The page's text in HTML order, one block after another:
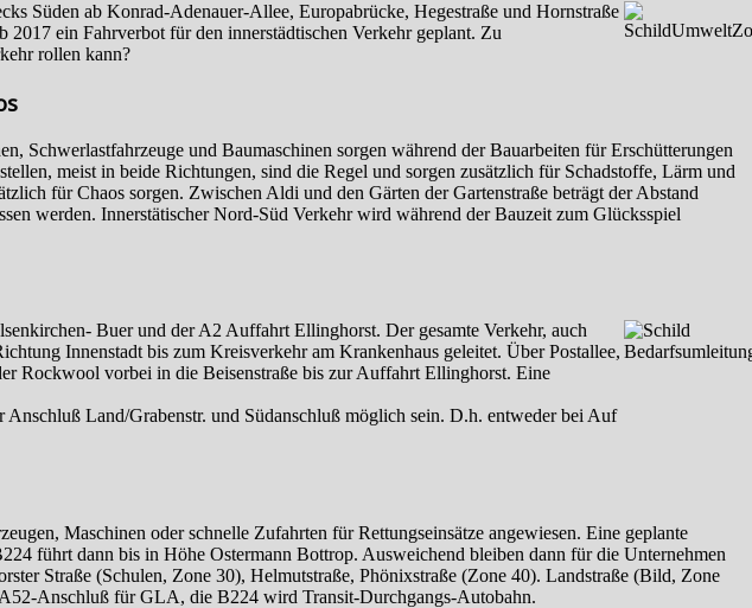
Süden ab Konrad-Adenauer-Allee, Europabrücke, Hegestraße und Hornstraße
ein Fahrverbot für den innerstädtischen Verkehr geplant. Zu
rollen kann?
Schwerlastfahrzeuge und Baumaschinen sorgen während der Bauarbeiten für Erschütterungen
meist in beide Richtungen, sind die Regel und sorgen zusätzlich für Schadstoffe, Lärm und
für Chaos sorgen. Zwischen Aldi und den Gärten der Gartenstraße beträgt der Abstand
werden. Innerstätischer Nord-Süd Verkehr wird während der Bauzeit zum Glücksspiel
Buer und der A2 Auffahrt Ellinghorst. Der gesamte Verkehr, auch
Innenstadt bis zum Kreisverkehr am Krankenhaus geleitet. Über Postallee,
Rockwool vorbei in die Beisenstraße bis zur Auffahrt Ellinghorst. Eine
Land/Grabenstr. und Südanschluß möglich sein. D.h. entweder bei Auf
Maschinen oder schnelle Zufahrten für Rettungseinsätze angewiesen. Eine geplante
führt dann bis in Höhe Ostermann Bottrop. Ausweichend bleiben dann für die Unternehmen
Straße (Schulen, Zone 30), Helmutstraße, Phönixstraße (Zone 40). Landstraße (Bild, Zone
Anschluß für GLA, die B224 wird Transit-Durchgangs-Autobahn.